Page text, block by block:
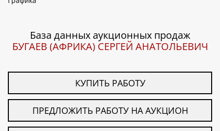
База данных аукционных продаж
БУГАЕВ (АФРИКА) СЕРГЕЙ АНАТОЛЬЕВИЧ
КУПИТЬ РАБОТУ
ПРЕДЛОЖИТЬ РАБОТУ НА АУКЦИОН